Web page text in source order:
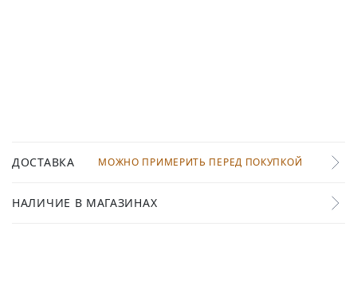
ДОСТАВКА МОЖНО ПРИМЕРИТЬ ПЕРЕД ПОКУПКОЙ
НАЛИЧИЕ В МАГАЗИНАХ